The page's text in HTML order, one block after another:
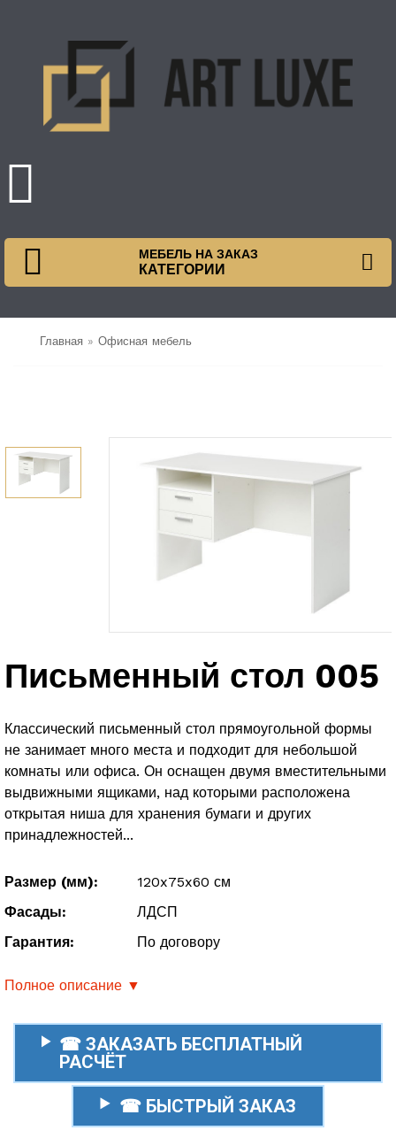
МЕБЕЛЬ НА ЗАКАЗ
КАТЕГОРИИ
Главная » Офисная мебель
Письменный стол 005
Классический письменный стол прямоугольной формы
не занимает много места и подходит для небольшой
комнаты или офиса. Он оснащен двумя вместительными
выдвижными ящиками, над которыми расположена
открытая ниша для хранения бумаги и других
принадлежностей...
Размер (мм):
120x75x60 см
Фасады:
ЛДСП
Гарантия:
По договору
Полное описание ▼
☎ ЗАКАЗАТЬ БЕСПЛАТНЫЙ
РАСЧЁТ
☎ БЫСТРЫЙ ЗАКАЗ